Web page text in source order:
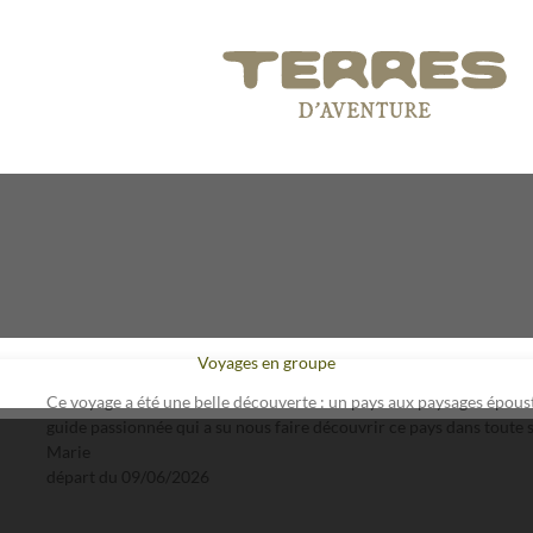
Voyages en groupe
Ce voyage a été une belle découverte : un pays aux paysages